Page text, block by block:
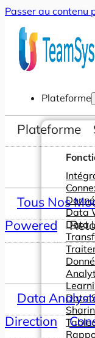
Passer au contenu
Plateforme
Data
Data
Data
Plateforme
Tous Nos
Powered
Data
Direction